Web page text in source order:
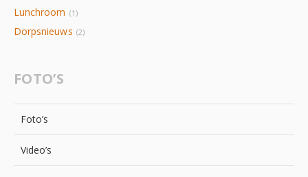
Lunchroom (1)
Dorpsnieuws (2)
FOTO’S
Foto’s
Video’s